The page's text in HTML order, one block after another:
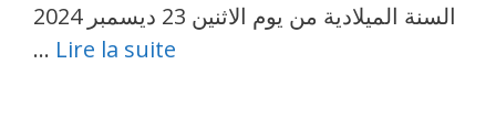
السنة الميلادية من يوم الاثنين 23 ديسمبر 2024
… Lire la suite